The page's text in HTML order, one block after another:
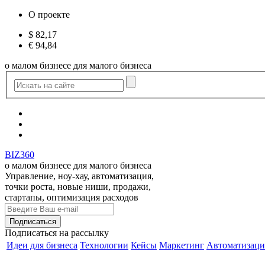
О проекте
$ 82,17
€ 94,84
о малом бизнесе для малого бизнеса
BIZ360
о малом бизнесе для малого бизнеса
Управление, ноу-хау, автоматизация,
точки роста, новые ниши, продажи,
стартапы, оптимизация расходов
Подписаться на рассылку
Идеи для бизнеса Технологии Кейсы Маркетинг